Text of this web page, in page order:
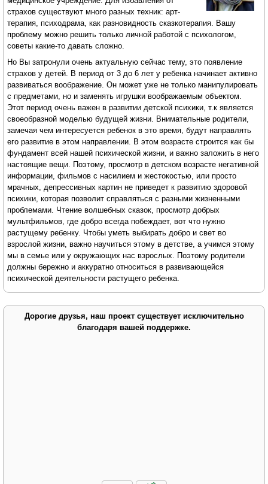
страхов существуют много разных техник: арт-
терапия, психодрама, как разновидность сказкотерапия. Вашу
проблему можно решить только личной работой с психологом,
советы какие-то давать сложно.
Но Вы затронули очень актуальную сейчас тему, это появление
страхов у детей. В период от 3 до 6 лет у ребенка начинает активно
развиваться воображение. Он может уже не только манипулировать
с предметами, но и заменять игрушки воображаемым объектом.
Этот период очень важен в развитии детской психики, т.к является
своеобразной моделью будущей жизни. Внимательные родители,
замечая чем интересуется ребенок в это время, будут направлять
его развитие в этом направлении. В этом возрасте строится как бы
фундамент всей нашей психической жизни, и важно заложить в него
настоящие вещи. Поэтому, просмотр в детском возрасте негативной
информации, фильмов с насилием и жестокостью, или просто
мрачных, депрессивных картин не приведет к развитию здоровой
психики, которая позволит справляться с разными жизненными
проблемами. Чтение волшебных сказок, просмотр добрых
мультфильмов, где добро всегда побеждает, вот что нужно
растущему ребенку. Чтобы уметь выбирать добро и свет во
взрослой жизни, важно научиться этому в детстве, а учимся этому
мы в семье или у окружающих нас взрослых. Поэтому родители
должны бережно и аккуратно относиться в развивающейся
психической деятельности растущего ребенка.
Дорогие друзья, наш проект существует исключительно
благодаря вашей поддержке.